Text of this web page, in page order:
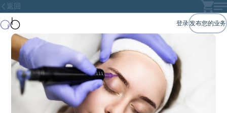
返回
登录发布您的业务